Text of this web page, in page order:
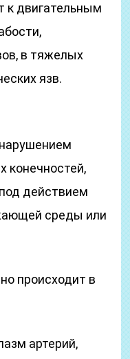
к двигательным
в тяжелых
язв.
конечностей,
действием
среды или
происходит в
артерий,